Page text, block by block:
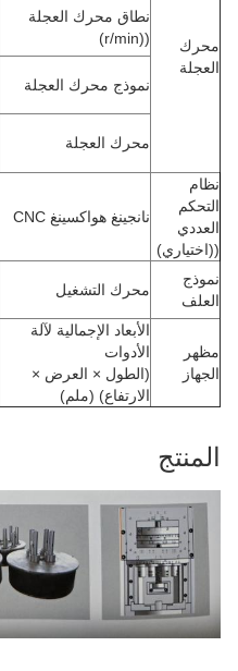
محرك
العجلة
نطاق محرك العجلة
((r/min)
نموذج محرك العجلة
محرك العجلة
نظام
التحكم
العددي
((اختياري)
نانجينغ هواكسينغ CNC
نموذج
العلف
محرك التشغيل
مظهر
الجهاز
الأبعاد الإجمالية لآلة
الأدوات
(الطول × العرض ×
الارتفاع) (ملم)
المنتج